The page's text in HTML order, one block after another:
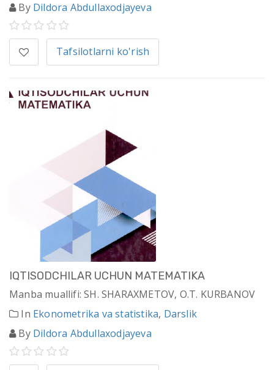
By Dildora Abdullaxodjayeva
Tafsilotlarni ko'rish
IQTISODCHILAR UCHUN MATEMATIKA
Manba muallifi: SH. SHARAXMETOV, O.T. KURBANOV
In Ekonometrika va statistika, Darslik
By Dildora Abdullaxodjayeva